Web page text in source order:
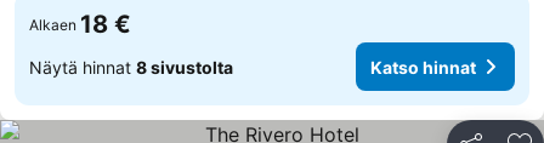
Alkaen 18 €
Näytä hinnat 8 sivustolta Katso hinnat